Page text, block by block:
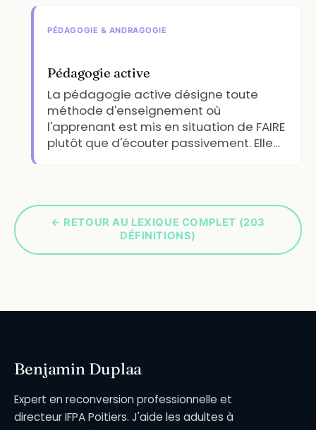
PÉDAGOGIE & ANDRAGOGIE
Pédagogie active
La pédagogie active désigne toute
méthode d'enseignement où
l'apprenant est mis en situation de FAIRE
plutôt que d'écouter passivement. Elle…
← RETOUR AU LEXIQUE COMPLET (203
DÉFINITIONS)
Benjamin Duplaa
Expert en reconversion professionnelle et
directeur IFPA Poitiers. J'aide les adultes à